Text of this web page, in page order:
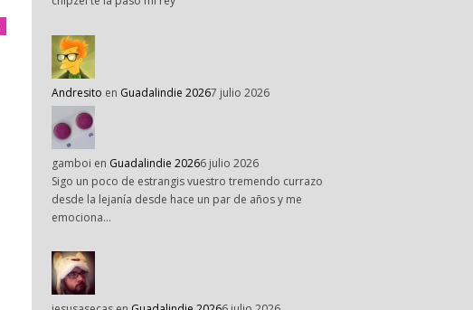
Andresito en Guadalindie 20267 julio 2026
gamboi en Guadalindie 20266 julio 2026
Sigo un poco de estrangis vuestro tremendo currazo
desde la lejanía desde hace un par de años y me
emociona…